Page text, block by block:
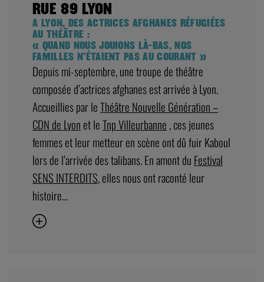
RUE 89 LYON
A LYON, DES ACTRICES AFGHANES RÉFUGIÉES
AU THÉÂTRE :
« QUAND NOUS JOUIONS LÀ-BAS, NOS
FAMILLES N’ÉTAIENT PAS AU COURANT »
Depuis mi-septembre, une troupe de théâtre
composée d’actrices afghanes est arrivée à Lyon.
Accueillies par leThéâtre Nouvelle Génération –
CDN de Lyon et leTnp Villeurbanne , ces jeunes
femmes et leur metteur en scène ont dû fuir Kaboul
lors de l’arrivée des talibans. En amont du Festival
SENS INTERDITS, elles nous ont raconté leur
histoire…